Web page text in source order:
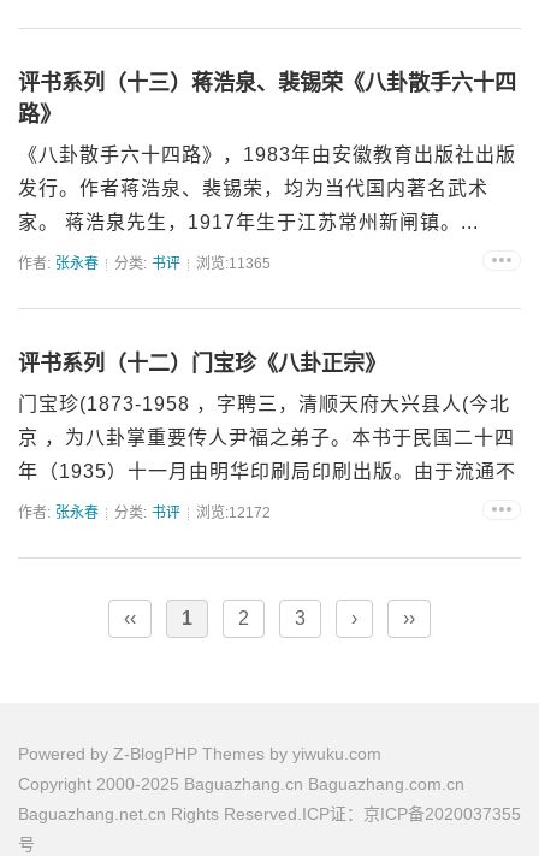
评书系列（十三）蒋浩泉、裴锡荣《八卦散手六十四
路》
《八卦散手六十四路》，1983年由安徽教育出版社出版
发行。作者蒋浩泉、裴锡荣，均为当代国内著名武术
家。 蒋浩泉先生，1917年生于江苏常州新闸镇。...
作者: 张永春 分类: 书评 浏览:11365
评书系列（十二）门宝珍《八卦正宗》
门宝珍(1873-1958 ，字聘三，清顺天府大兴县人(今北
京 ，为八卦掌重要传人尹福之弟子。本书于民国二十四
年（1935）十一月由明华印刷局印刷出版。由于流通不
广，迄今未见海内外再版、影印流通。&n...
作者: 张永春 分类: 书评 浏览:12172
‹‹ 1 2 3 › ››
Powered by Z-BlogPHP Themes by yiwuku.com
Copyright 2000-2025 Baguazhang.cn Baguazhang.com.cn
Baguazhang.net.cn Rights Reserved.ICP证：京ICP备2020037355
号